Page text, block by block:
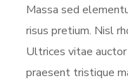
Massa sed
risus pretium. Nisl
Ultrices vitae
praesent tristique